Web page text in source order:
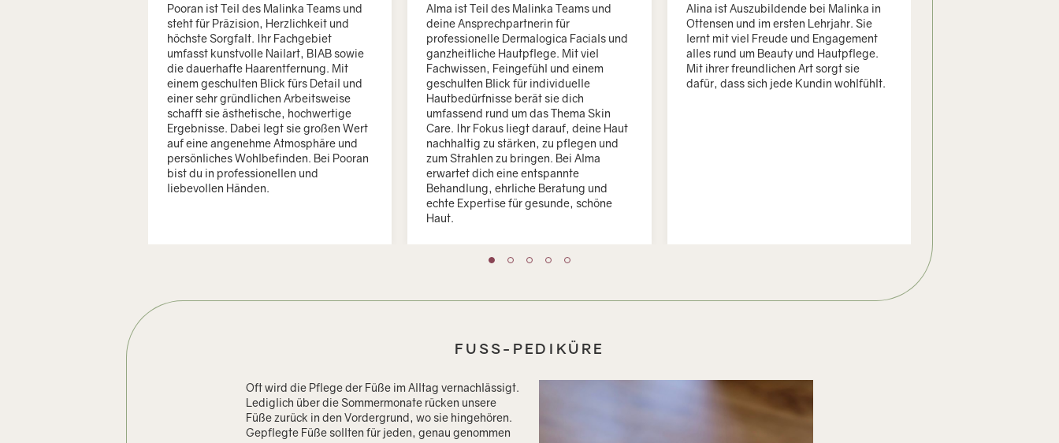
Pooran ist Teil des Malinka Teams und
steht für Präzision, Herzlichkeit und
höchste Sorgfalt. Ihr Fachgebiet
umfasst kunstvolle Nailart, BIAB sowie
die dauerhafte Haarentfernung. Mit
einem geschulten Blick fürs Detail und
einer sehr gründlichen Arbeitsweise
schafft sie ästhetische, hochwertige
Ergebnisse. Dabei legt sie großen Wert
auf eine angenehme Atmosphäre und
persönliches Wohlbefinden. Bei Pooran
bist du in professionellen und
liebevollen Händen.
Alma ist Teil des Malinka Teams und
deine Ansprechpartnerin für
professionelle Dermalogica Facials und
ganzheitliche Hautpflege. Mit viel
Fachwissen, Feingefühl und einem
geschulten Blick für individuelle
Hautbedürfnisse berät sie dich
umfassend rund um das Thema Skin
Care. Ihr Fokus liegt darauf, deine Haut
nachhaltig zu stärken, zu pflegen und
zum Strahlen zu bringen. Bei Alma
erwartet dich eine entspannte
Behandlung, ehrliche Beratung und
echte Expertise für gesunde, schöne
Haut.
Alina ist Auszubildende bei Malinka in
Ottensen und im ersten Lehrjahr. Sie
lernt mit viel Freude und Engagement
alles rund um Beauty und Hautpflege.
Mit ihrer freundlichen Art sorgt sie
dafür, dass sich jede Kundin wohlfühlt.
FUSS-PEDIKÜRE
Oft wird die Pflege der Füße im Alltag vernachlässigt.
Lediglich über die Sommermonate rücken unsere
Füße zurück in den Vordergrund, wo sie hingehören.
Gepflegte Füße sollten für jeden, genau genommen